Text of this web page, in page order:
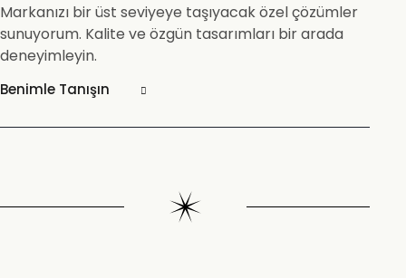
Markanızı bir üst seviyeye taşıyacak özel çözümler
sunuyorum. Kalite ve özgün tasarımları bir arada
deneyimleyin.
Benimle Tanışın